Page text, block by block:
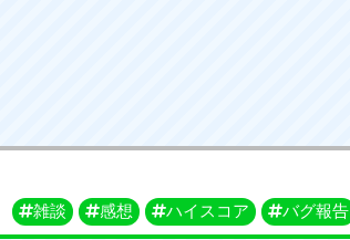
雑談 感想 ハイスコア バグ報告